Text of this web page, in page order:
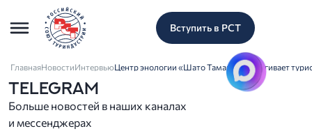
Вступить в РСТ
ГлавнаяНовостиИнтервьюЦентр энологии «Шато Тамань» притягивает
TELEGRAM
Больше новостей в наших каналах
и мессенджерах